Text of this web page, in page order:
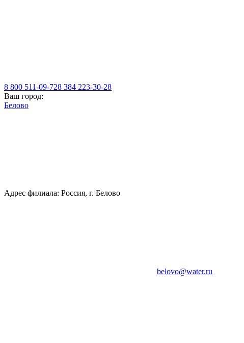
8 800 511-09-728 384 223-30-28
Ваш город:
Белово
Адрес филиала: Россия, г. Белово
belovo@water.ru